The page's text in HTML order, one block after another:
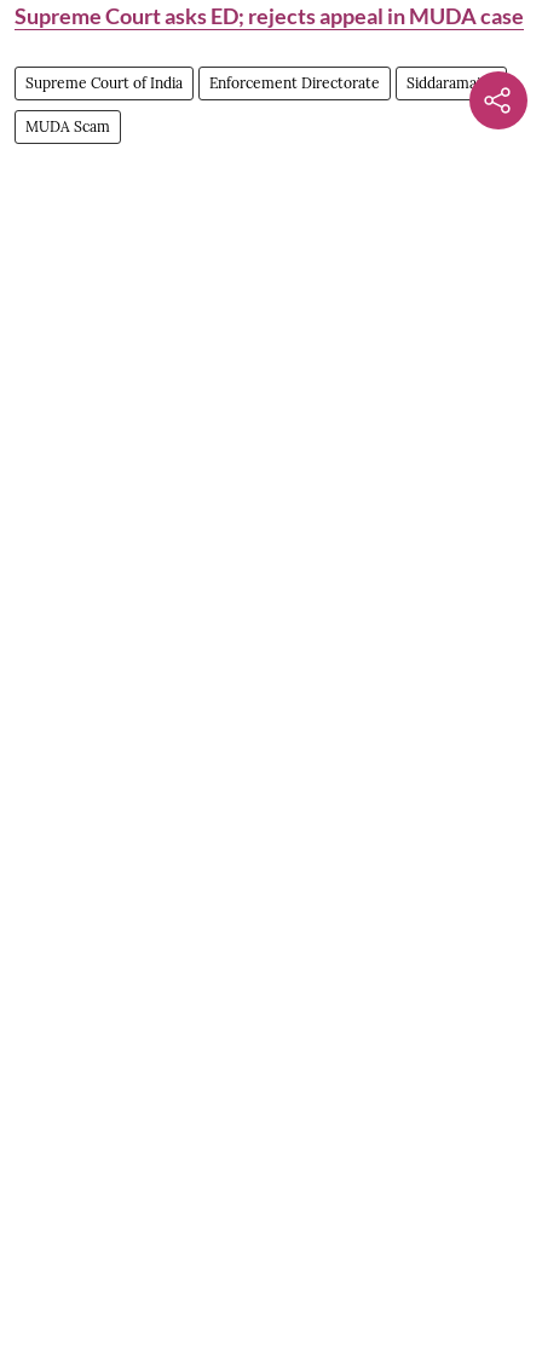
Supreme Court asks ED; rejects appeal in MUDA case
Supreme Court of India Enforcement Directorate Siddaramaiah
MUDA Scam